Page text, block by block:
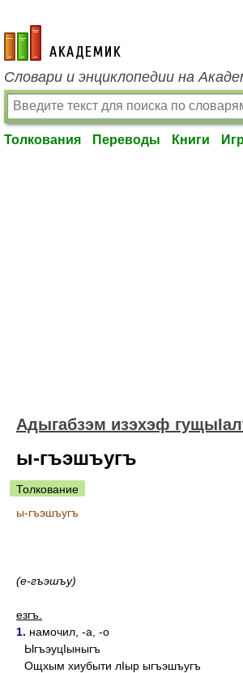
academic.ru
Словари и энциклопедии на
Толкования Переводы Книги
Адыгабзэм изэхэф
ы-гъэшъугъ
Толкование
ы-гъэшъугъ
(е-гъэшъу)
езгъ.
1. намочил, -а, -о
ЫгъэуцIыныгъ
Ощхым хиубыти лIыр ыгъэшъугъ